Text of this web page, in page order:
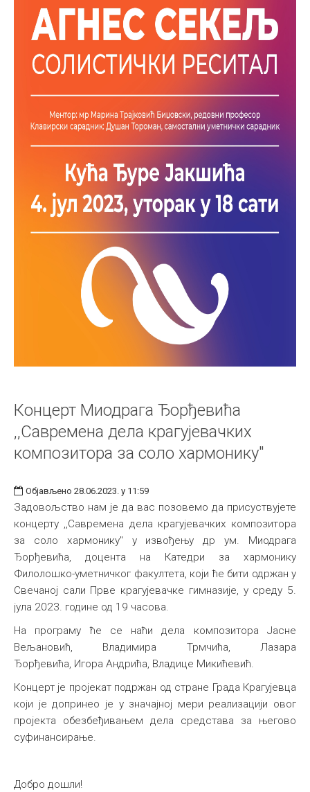
Концерт Миодрага Ђорђевића
,,Савремена дела крагујевачких
композитора за соло хармонику"
Објављено 28.06.2023. у 11:59
Задовољство нам је да вас позовемо да присуствујете
концерту ,,Савремена дела крагујевачких композитора
за соло хармонику" у извођењу др ум. Миодрага
Ђорђевића, доцента на Катедри за хармонику
Филолошко-уметничког факултета, који ће бити одржан у
Свечаној сали Прве крагујевачке гимназије, у среду 5.
јула 2023. године од 19 часова.
На програму ће се наћи дела композитора Јаснe
Вељановић, Владимирa Трмчићa, Лазарa
Ђорђевићa, Игорa Андрићa, Владицe Микићевић.
Концерт је пројекат подржан од стране Града Крагујевца
који је допринео је у значајној мери реализацији овог
пројекта обезбеђивањем дела средстава за његово
суфинансирање.
Добро дошли!